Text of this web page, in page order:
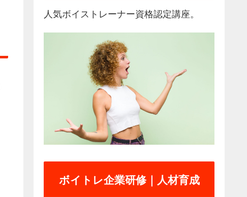
人気ボイストレーナー資格認定講座。
ボイトレ企業研修｜人材育成